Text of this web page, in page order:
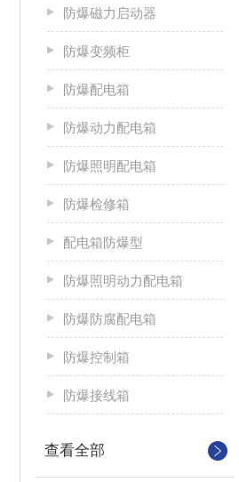
防爆磁力启动器
防爆变频柜
防爆配电箱
防爆动力配电箱
防爆照明配电箱
防爆检修箱
配电箱防爆型
防爆照明动力配电箱
防爆防腐配电箱
防爆控制箱
防爆接线箱
查看全部